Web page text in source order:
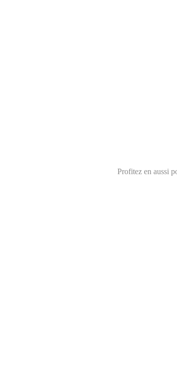
Profitez en aussi